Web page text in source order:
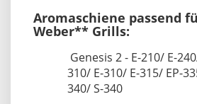
Aromaschiene passend
Weber** Grills:
Genesis 2 - E-210/ E-
310/ E-310/ E-315/ EP-
340/ S-340